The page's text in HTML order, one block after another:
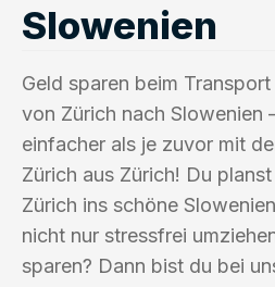
Slowenien
Geld sparen beim
von Zürich nach Slowenien
einfacher als je zuvor mit
Zürich aus Zürich! Du
Zürich ins schöne
nicht nur stressfrei
sparen? Dann bist du bei